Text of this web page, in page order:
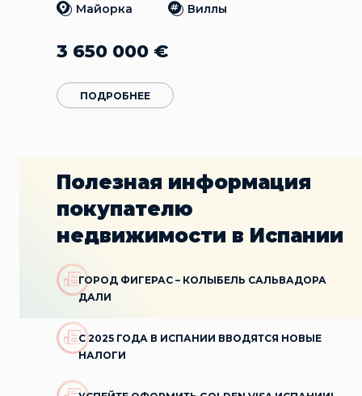
Майорка Виллы
3 650 000 €
ПОДРОБНЕЕ
Полезная информация
покупателю
недвижимости в Испании
ГОРОД ФИГЕРАС – КОЛЫБЕЛЬ САЛЬВАДОРА
ДАЛИ
С 2025 ГОДА В ИСПАНИИ ВВОДЯТСЯ НОВЫЕ
НАЛОГИ